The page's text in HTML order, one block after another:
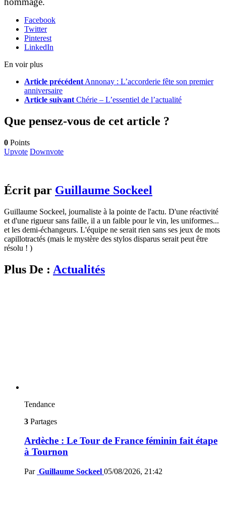
Facebook
Twitter
Pinterest
LinkedIn
En voir plus
Article précédent Annonay : L’accorderie fête son premier
anniversaire
Article suivant Chérie – L’essentiel de l’actualité
Que pensez-vous de cet article ?
0 Points
Upvote Downvote
Écrit par Guillaume Sockeel
Guillaume Sockeel, journaliste à la pointe de l'actu. D'une réactivité
et d'une rigueur sans faille, il a un faible pour le vin, les uniformes...
et les demi-échangeurs. L'équipe ne serait rien sans ses jeux de mots
capillotractés (mais le mystère des stylos disparus serait peut être
résolu ! )
Plus De : Actualités
Tendance
3 Partages
Ardèche : Le Tour de France féminin fait étape
à Tournon
Par Guillaume Sockeel 05/08/2026, 21:42